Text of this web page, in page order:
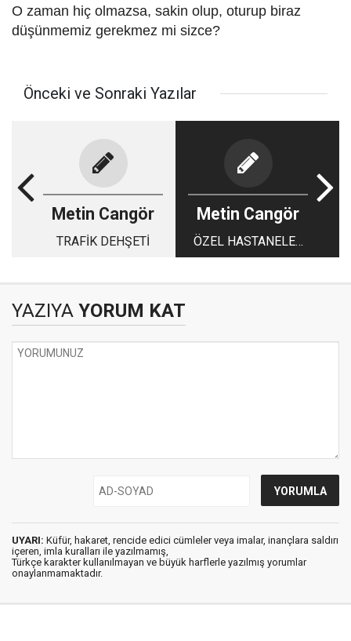
O zaman hiç olmazsa, sakin olup, oturup biraz
düşünmemiz gerekmez mi sizce?
Önceki ve Sonraki Yazılar
Metin Cangör
TRAFİK DEHŞETİ
Metin Cangör
ÖZEL HASTANELER
VE OKULLAR
YAZIYA YORUM KAT
UYARI: Küfür, hakaret, rencide edici cümleler veya imalar, inançlara saldırı
içeren, imla kuralları ile yazılmamış,
Türkçe karakter kullanılmayan ve büyük harflerle yazılmış yorumlar
onaylanmamaktadır.